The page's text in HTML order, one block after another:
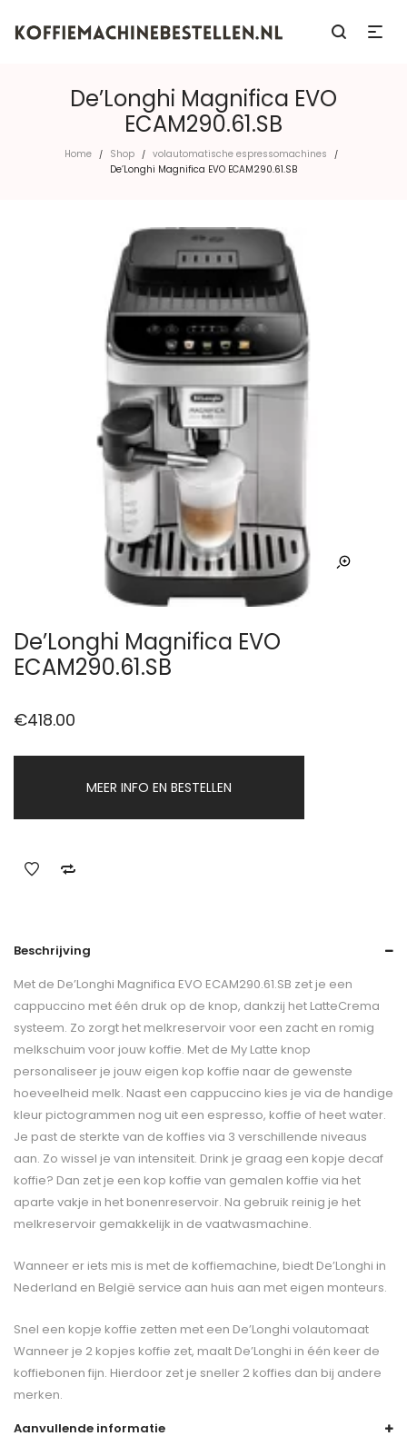
De’Longhi Magnifica EVO
ECAM290.61.SB
Home / Shop / volautomatische espressomachines /
De’Longhi Magnifica EVO ECAM290.61.SB
De’Longhi Magnifica EVO
ECAM290.61.SB
€418.00
MEER INFO EN BESTELLEN
Beschrijving
Met de De’Longhi Magnifica EVO ECAM290.61.SB zet je een
cappuccino met één druk op de knop, dankzij het LatteCrema
systeem. Zo zorgt het melkreservoir voor een zacht en romig
melkschuim voor jouw koffie. Met de My Latte knop
personaliseer je jouw eigen kop koffie naar de gewenste
hoeveelheid melk. Naast een cappuccino kies je via de handige
kleur pictogrammen nog uit een espresso, koffie of heet water.
Je past de sterkte van de koffies via 3 verschillende niveaus
aan. Zo wissel je van intensiteit. Drink je graag een kopje decaf
koffie? Dan zet je een kop koffie van gemalen koffie via het
aparte vakje in het bonenreservoir. Na gebruik reinig je het
melkreservoir gemakkelijk in de vaatwasmachine.
Wanneer er iets mis is met de koffiemachine, biedt De’Longhi in
Nederland en België service aan huis aan met eigen monteurs.
Snel een kopje koffie zetten met een De’Longhi volautomaat
Wanneer je 2 kopjes koffie zet, maalt De’Longhi in één keer de
koffiebonen fijn. Hierdoor zet je sneller 2 koffies dan bij andere
merken.
Aanvullende informatie